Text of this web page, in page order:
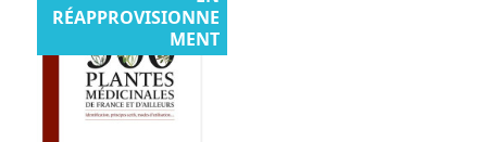
RÉAPPROVISIONNE
MENT